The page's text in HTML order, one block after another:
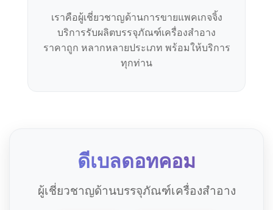
เราคือผู้เชี่ยวชาญด้านการขายแพคเกจจิ้ง
บริการรับผลิตบรรจุภัณฑ์เครื่องสำอาง
ราคาถูก หลากหลายประเภท พร้อมให้บริการ
ทุกท่าน
ดีเบลดอทคอม
ผู้เชี่ยวชาญด้านบรรจุภัณฑ์เครื่องสำอาง